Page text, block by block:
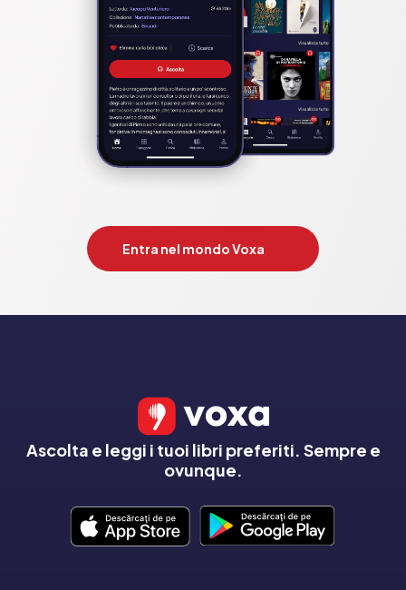
Entra nel mondo Voxa
Ascolta e leggi i tuoi libri preferiti. Sempre e
ovunque.